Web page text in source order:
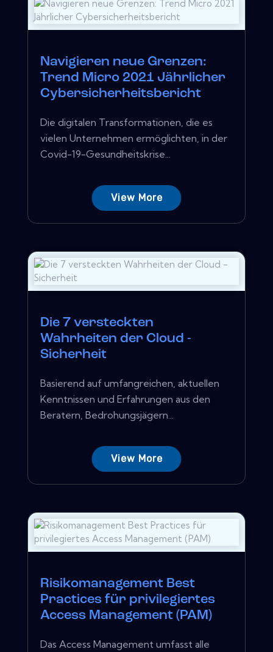
Navigieren neue Grenzen:
Trend Micro 2021 Jährlicher
Cybersicherheitsbericht
Die digitalen Transformationen, die es
vielen Unternehmen ermöglichten, in der
Covid-19-Gesundheitskrise...
View More
Die 7 versteckten
Wahrheiten der Cloud -
Sicherheit
Basierend auf umfangreichen, aktuellen
Kenntnissen und Erfahrungen aus den
Beratern, Bedrohungsjägern...
View More
Risikomanagement Best
Practices für privilegiertes
Access Management (PAM)
Das Access Management umfasst alle